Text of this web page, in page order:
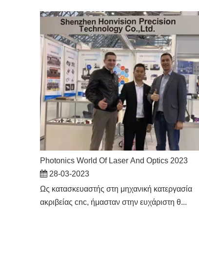
Photonics World Of Laser And Optics 2023
28-03-2023
Ως κατασκευαστής στη μηχανική κατεργασία
ακριβείας cnc, ήμασταν στην ευχάριστη θ...